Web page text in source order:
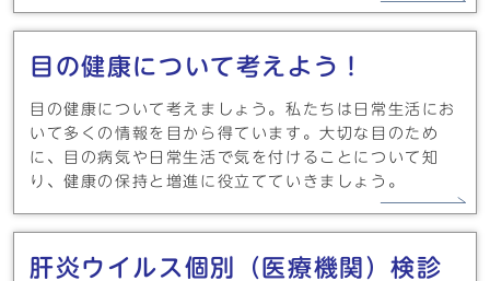
目の健康について考えよう！
目の健康について考えましょう。私たちは日常生活にお
いて多くの情報を目から得ています。大切な目のため
に、目の病気や日常生活で気を付けることについて知
り、健康の保持と増進に役立てていきましょう。
肝炎ウイルス個別（医療機関）検診